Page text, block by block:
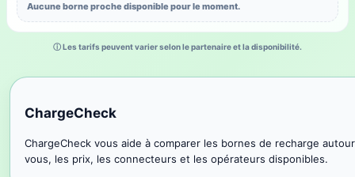
Aucune borne proche disponible pour le moment.
ⓘ Les tarifs peuvent varier selon le partenaire et la disponibilité.
ChargeCheck
ChargeCheck vous aide à comparer les bornes de recharge
vous, les prix, les connecteurs et les opérateurs disponibles.